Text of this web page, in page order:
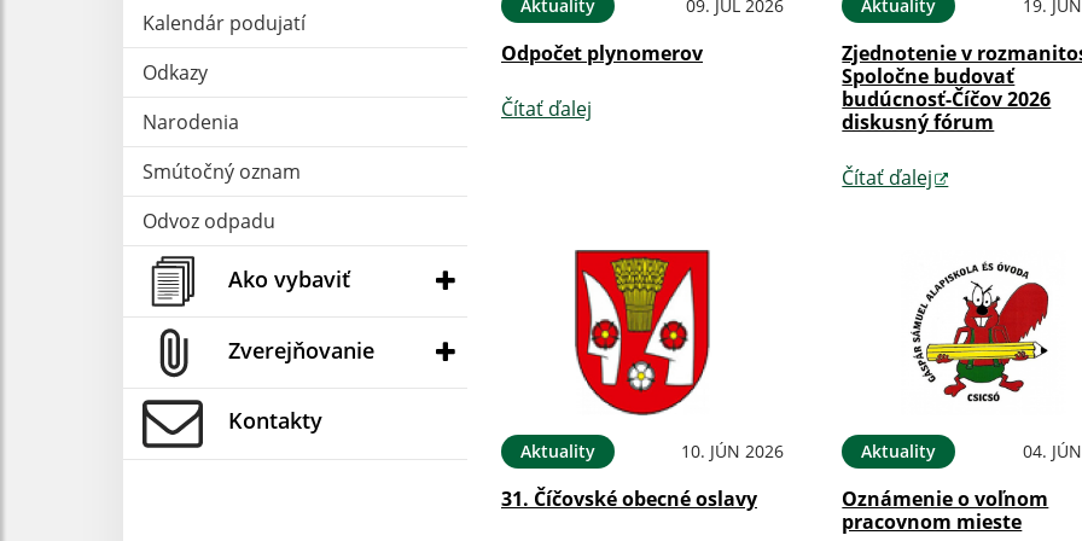
Kalendár podujatí
Odkazy
Narodenia
Smútočný oznam
Odvoz odpadu
Ako vybaviť
Zverejňovanie
Kontakty
Aktuality 09. JÚL 2026
Odpočet plynomerov
Čítať ďalej
Aktuality 19.
Zjednotenie v
Spoločne budovať
budúcnosť-Číčov 2026
diskusný fórum
Čítať ďalej
Aktuality 10. JÚN 2026
31. Číčovské obecné oslavy
Aktuality 04.
Oznámenie o voľnom
pracovnom mieste